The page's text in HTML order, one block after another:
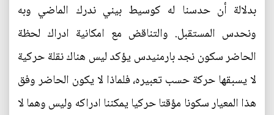
بدلالة أن حدسنا له كوسيط بيني ندرك الماضي وبه
ونحدس المستقبل. والتناقض مع امكانية ادراك لحظة
الحاضر سكون نجد بارمنيدس يؤكد ليس هناك نقلة حركية
لا يسبقها حركة حسب تعبيره، فلماذا لا يكون الحاضر وفق
هذا المعيار سكونا مؤقتا حركيا يمكننا ادراكه وليس وهما لا